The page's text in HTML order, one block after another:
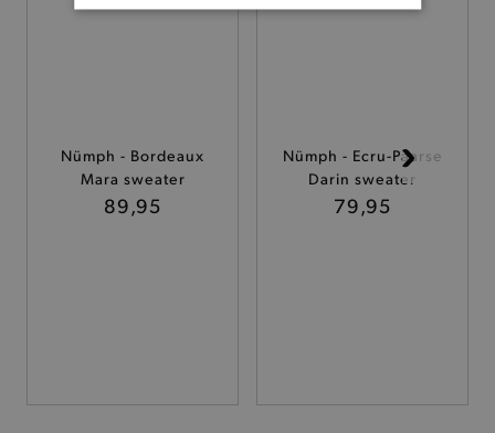
Nümph - Bordeaux
Mara sweater
89,95
Nümph - Ecru-Paarse
Darin sweater
79,95
BASIS COOKIES
FUNCTIONALITEIT
analytische en functionele cookies vullen hun